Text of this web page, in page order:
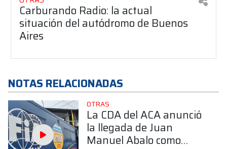
Carburando Radio: la actual
situación del autódromo de Buenos
Aires
NOTAS RELACIONADAS
OTRAS
La CDA del ACA anunció
la llegada de Juan
Manuel Abalo como